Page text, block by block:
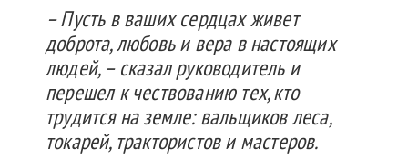
– Пусть в ваших сердцах живет
доброта, любовь и вера в настоящих
людей, – сказал руководитель и
перешел к чествованию тех, кто
трудится на земле: вальщиков леса,
токарей, трактористов и мастеров.